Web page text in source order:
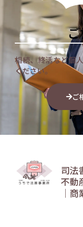
相続、終活など個
ください。
ご
司法
不動
｜